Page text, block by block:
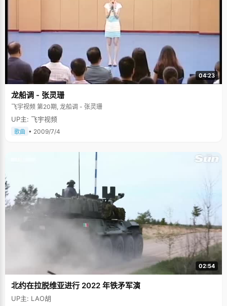
04:23
龙船调 - 张灵珊
飞宇视频 第20期, 龙船调 - 张灵珊
UP主: 飞宇视频
歌曲 • 2009/7/4
02:54
北约在拉脱维亚进行 2022 年铁矛军演
UP主: LAO胡